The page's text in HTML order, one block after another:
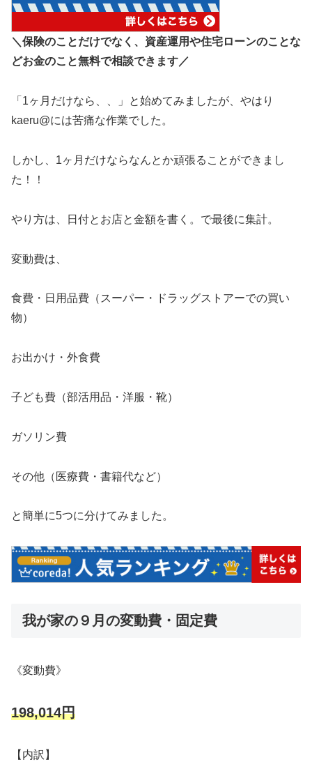
＼保険のことだけでなく、資産運用や住宅ローンのことな
どお金のこと無料で相談できます／
「1ヶ月だけなら、、」と始めてみましたが、やはり
kaeru@には苦痛な作業でした。
しかし、1ヶ月だけならなんとか頑張ることができまし
た！！
やり方は、日付とお店と金額を書く。で最後に集計。
変動費は、
食費・日用品費（スーパー・ドラッグストアーでの買い
物）
お出かけ・外食費
子ども費（部活用品・洋服・靴）
ガソリン費
その他（医療費・書籍代など）
と簡単に5つに分けてみました。
我が家の９月の変動費・固定費
《変動費》
198,014円
【内訳】